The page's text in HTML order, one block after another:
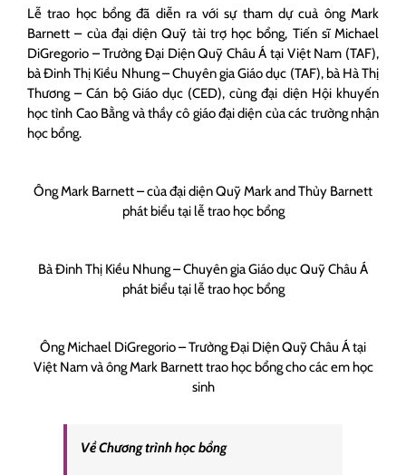
Lễ trao học bổng đã diễn ra với sự tham dự cuả ông Mark
Barnett – của đại diện Quỹ tài trợ học bổng, Tiến sĩ Michael
DiGregorio – Trưởng Đại Diện Quỹ Châu Á tại Việt Nam (TAF),
bà Đinh Thị Kiều Nhung – Chuyên gia Giáo dục (TAF), bà Hà Thị
Thương – Cán bộ Giáo dục (CED), cùng đại diện Hội khuyến
học tỉnh Cao Bằng và thầy cô giáo đại diện của các trường nhận
học bổng.
Ông Mark Barnett – của đại diện Quỹ Mark and Thủy Barnett
phát biểu tại lễ trao học bổng
Bà Đinh Thị Kiều Nhung – Chuyên gia Giáo dục Quỹ Châu Á
phát biểu tại lễ trao học bổng
Ông Michael DiGregorio – Trưởng Đại Diện Quỹ Châu Á tại
Việt Nam và ông Mark Barnett trao học bổng cho các em học
sinh
Về Chương trình học bổng